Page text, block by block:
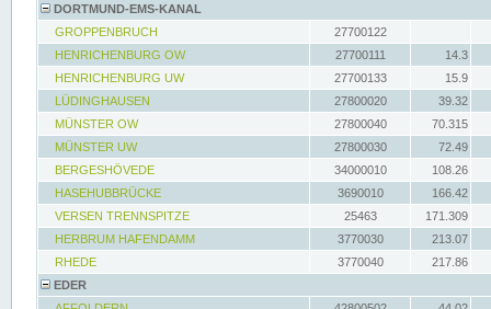
DORTMUND-EMS-KANAL
GROPPENBRUCH
27700122
HENRICHENBURG OW
27700111
14.3
HENRICHENBURG UW
27700133
15.9
LÜDINGHAUSEN
27800020
39.32
MÜNSTER OW
27800040
70.315
MÜNSTER UW
27800030
72.49
BERGESHÖVEDE
34000010
108.26
HASEHUBBRÜCKE
3690010
166.42
VERSEN TRENNSPITZE
25463
171.309
HERBRUM HAFENDAMM
3770030
213.07
RHEDE
3770040
217.86
EDER